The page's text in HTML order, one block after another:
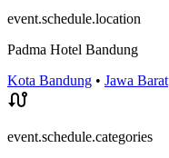
event.schedule.location
Padma Hotel Bandung
Kota Bandung • Jawa Barat
event.schedule.categories